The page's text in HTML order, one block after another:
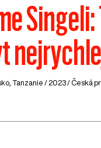
, Tanzanie / 2023 / Česká